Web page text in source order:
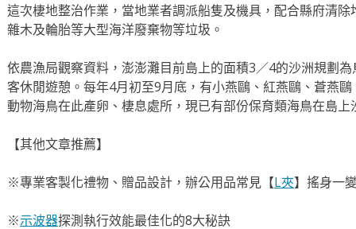
這次棲地整治作業，當地業者調派船隻及機具，配合縣府清
雜木及輪胎等大型海洋廢棄物等垃圾。
依農漁局觀察資料，澎澎灘目前島上的面積3／4的沙洲規劃
客休閒遊憩。每年4月初至9月底，有小燕鷗、紅燕鷗、蒼燕
動物海鳥在此產卵、棲息處所，現已有部份保育類海鳥在島上
【其他文章推薦】
※專業客製化禮物、贈品設計，辦公用品常見【L夾】搖身一
※示波器探測執行效能最佳化的8大秘訣